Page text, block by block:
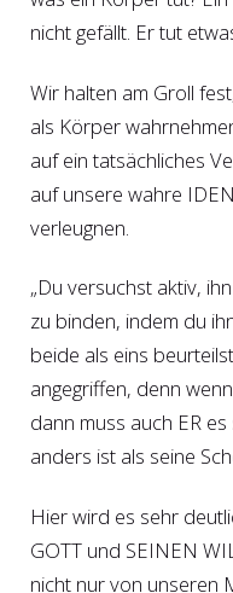
nicht gefällt. Er tut
Wir halten am Groll
als Körper
auf ein tatsächliches
auf unsere wahre
verleugnen.
„Du versuchst aktiv,
zu binden, indem du
beide als eins
angegriffen, denn
dann muss auch ER
anders ist als seine
Hier wird es sehr
GOTT und SEINEN
nicht nur von unseren